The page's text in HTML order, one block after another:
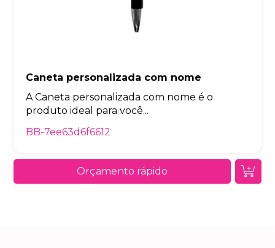
Caneta personalizada com nome
A Caneta personalizada com nome é o
produto ideal para você...
BB-7ee63d6f6612
Orçamento rápido